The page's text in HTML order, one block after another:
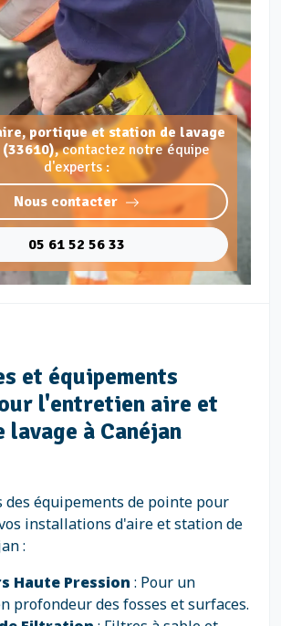
portique et station de lavage
(33610),contactez notre équipe
d'experts :
Nous contacter
05 61 52 56 33
et équipements
l'entretien aire et
à Canéjan
équipements de pointe pour
installations d'aire et station de
:
Haute Pression : Pour un
profondeur des fosses et surfaces.